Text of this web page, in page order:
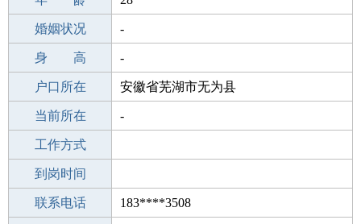
出生年月 1998-06-05
婚姻状况 -
学 历 成人教育
身 高 -
毕业学校 永州育才职业技术学校
户口所在 安徽省芜湖市无为县
所学专业 -
当前所在 -
工作经验
工作方式
驾 照
到岗时间
期望月薪
联系电话 183****3508